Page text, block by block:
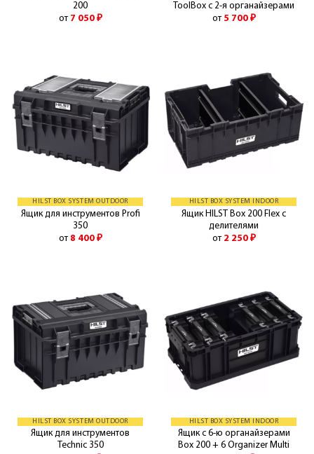
200
от 7 050 ₽
ToolBox с 2-я органайзерами
от 5 700 ₽
HILST BOX SYSTEM OUTDOOR
Ящик для инструментов Profi
350
от 8 400 ₽
HILST BOX SYSTEM INDOOR
Ящик HILST Box 200 Flex с
делителями
от 2 250 ₽
HILST BOX SYSTEM OUTDOOR
Ящик для инструментов
Technic 350
HILST BOX SYSTEM INDOOR
Ящик с 6-ю органайзерами
Box 200 + 6 Organizer Multi